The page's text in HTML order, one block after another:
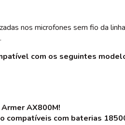
nos microfones sem fio da
com os seguintes
AX800M!
compatíveis com baterias